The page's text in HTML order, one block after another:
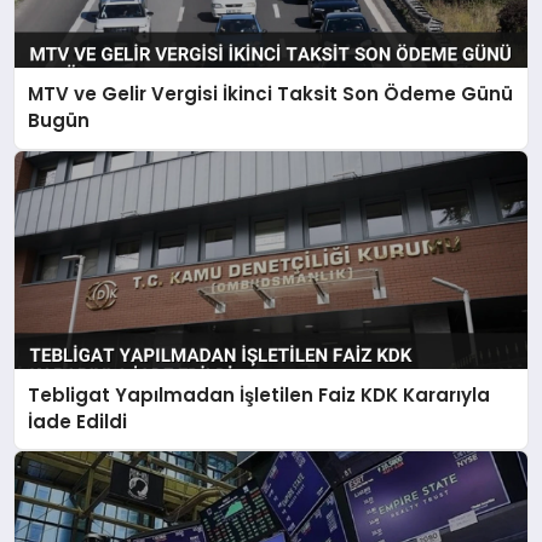
MTV ve Gelir Vergisi İkinci Taksit Son Ödeme Günü
Bugün
Tebligat Yapılmadan İşletilen Faiz KDK Kararıyla
İade Edildi